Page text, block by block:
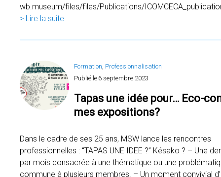
wb.museum/files/files/Publications/
> Lire la suite
Formation, Professionnalisation
Publié le 6 septembre 2023
Tapas une idée pour… Eco-
mes expositions?
Dans le cadre de ses 25 ans, MSW lance les rencontres
professionnelles : “TAPAS UNE IDEE ?” Késako ? – Une
par mois consacrée à une thématique ou une
commune à plusieurs membres. – Un moment convivial